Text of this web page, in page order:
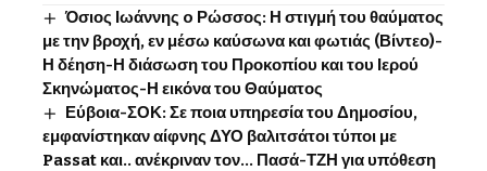
Όσιος Ιωάννης o Ρώσσος: Η στιγμή του θαύματος
με την βροχή, εν μέσω καύσωνα και φωτιάς (Βίντεο)-
Η δέηση-Η διάσωση του Προκοπίου και του Ιερού
Σκηνώματος-Η εικόνα του Θαύματος
Εύβοια-ΣΟΚ: Σε ποια υπηρεσία του Δημοσίου,
εμφανίστηκαν αίφνης ΔΥΟ βαλιτσάτοι τύποι με
Passat και.. ανέκριναν τον… Πασά-ΤΖΗ για υπόθεση